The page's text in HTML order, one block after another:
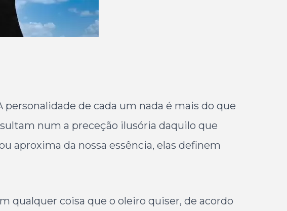
personalidade de cada um nada é mais do que
num a preceção ilusória daquilo que
aproxima da nossa essência, elas definem
qualquer coisa que o oleiro quiser, de acordo